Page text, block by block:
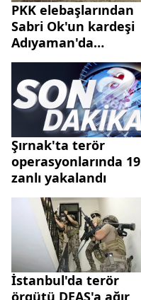
PKK elebaşlarından
Sabri Ok'un kardeşi
Adıyaman'da
tutuklandı
Şırnak'ta terör
operasyonlarında 19
zanlı yakalandı
İstanbul'da terör
örgütü DEAŞ'a ağır